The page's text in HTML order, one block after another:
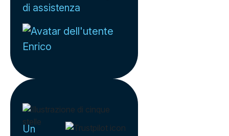
di assistenza
Enrico
Un